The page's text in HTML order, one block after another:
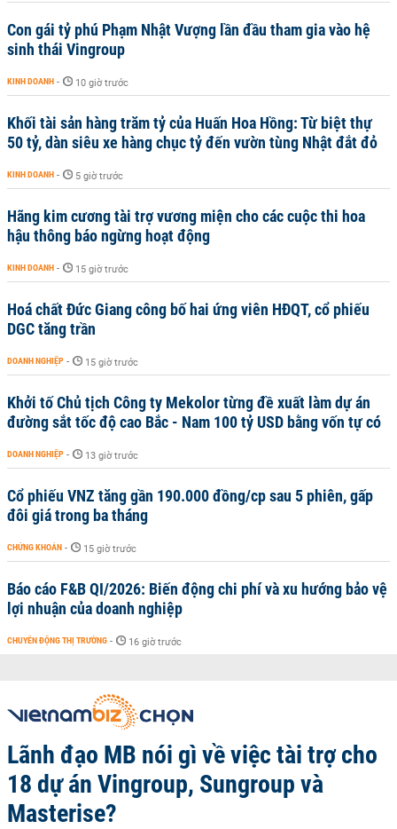
Con gái tỷ phú Phạm Nhật Vượng lần đầu tham gia vào hệ
sinh thái Vingroup
KINH DOANH - 10 giờ trước
Khối tài sản hàng trăm tỷ của Huấn Hoa Hồng: Từ biệt thự
50 tỷ, dàn siêu xe hàng chục tỷ đến vườn tùng Nhật đắt đỏ
KINH DOANH - 5 giờ trước
Hãng kim cương tài trợ vương miện cho các cuộc thi hoa
hậu thông báo ngừng hoạt động
KINH DOANH - 15 giờ trước
Hoá chất Đức Giang công bố hai ứng viên HĐQT, cổ phiếu
DGC tăng trần
DOANH NGHIỆP - 15 giờ trước
Khởi tố Chủ tịch Công ty Mekolor từng đề xuất làm dự án
đường sắt tốc độ cao Bắc - Nam 100 tỷ USD bằng vốn tự có
DOANH NGHIỆP - 13 giờ trước
Cổ phiếu VNZ tăng gần 190.000 đồng/cp sau 5 phiên, gấp
đôi giá trong ba tháng
CHỨNG KHOÁN - 15 giờ trước
Báo cáo F&B QI/2026: Biến động chi phí và xu hướng bảo vệ
lợi nhuận của doanh nghiệp
CHUYỂN ĐỘNG THỊ TRƯỜNG - 16 giờ trước
Lãnh đạo MB nói gì về việc tài trợ cho
18 dự án Vingroup, Sungroup và
Masterise?